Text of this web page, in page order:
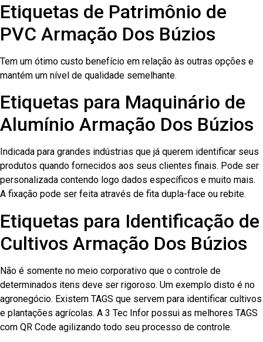
Etiquetas de Patrimônio de
PVC Armação Dos Búzios
Tem um ótimo custo benefício em relação às outras opções e
mantém um nível de qualidade semelhante.
Etiquetas para Maquinário de
Alumínio Armação Dos Búzios
Indicada para grandes indústrias que já querem identificar seus
produtos quando fornecidos aos seus clientes finais. Pode ser
personalizada contendo logo dados específicos e muito mais.
A fixação pode ser feita através de fita dupla-face ou rebite.
Etiquetas para Identificação de
Cultivos Armação Dos Búzios
Não é somente no meio corporativo que o controle de
determinados itens deve ser rigoroso. Um exemplo disto é no
agronegócio. Existem TAGS que servem para identificar cultivos
e plantações agrícolas. A 3 Tec Infor possui as melhores TAGS
com QR Code agilizando todo seu processo de controle.